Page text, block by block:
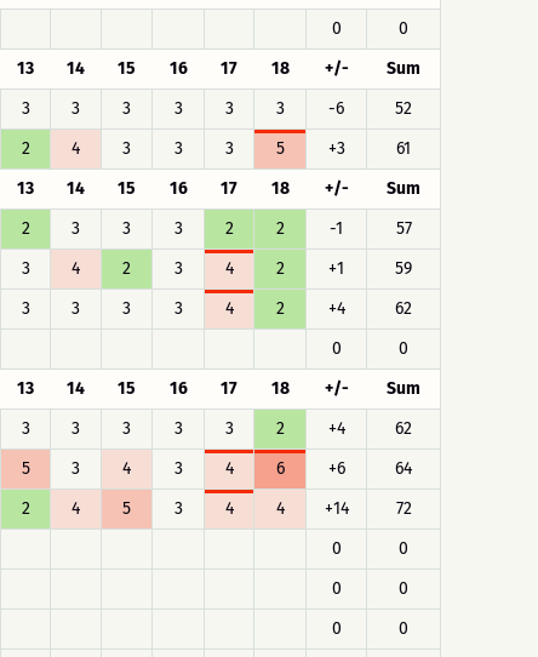
0
0
13 14 15 16 17 18 +/-
Sum
3 3 3 3 3 3 -6
52
2 4 3 3 3 5 +3
61
13 14 15 16 17 18 +/-
Sum
2 3 3 3 2 2 -1
57
3 4 2 3 4 2 +1
59
3 3 3 3 4 2 +4
62
0
0
13 14 15 16 17 18 +/-
Sum
3 3 3 3 3 2 +4
62
5 3 4 3 4 6 +6
64
2 4 5 3 4 4 +14
72
0
0
0
0
0
0